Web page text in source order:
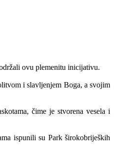
ovu plemenitu inicijativu.
i slavljenjem Boga, a svojim
čime je stvorena vesela i
ispunili su Park širokobrijeških